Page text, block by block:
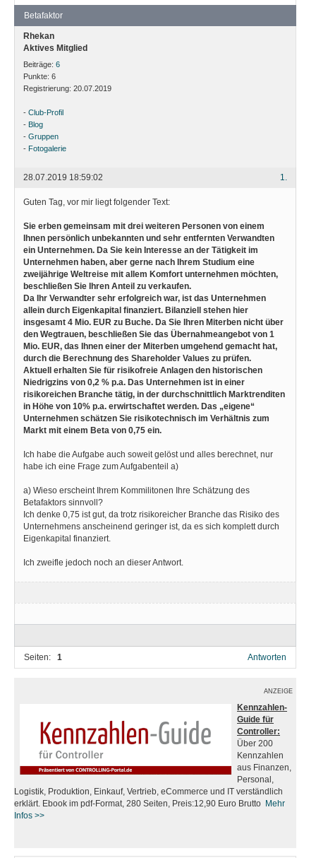
Betafaktor
Rhekan
Aktives Mitglied
Beiträge: 6
Punkte: 6
Registrierung: 20.07.2019
- Club-Profil
- Blog
- Gruppen
- Fotogalerie
1.
28.07.2019 18:59:02
Guten Tag, vor mir liegt folgender Text:
Sie erben gemeinsam mit drei weiteren Personen von einem
Ihnen persönlich unbekannten und sehr entfernten Verwandten
ein Unternehmen. Da Sie kein Interesse an der Tätigkeit im
Unternehmen haben, aber gerne nach Ihrem Studium eine
zweijährige Weltreise mit allem Komfort unternehmen möchten,
beschließen Sie Ihren Anteil zu verkaufen.
Da Ihr Verwandter sehr erfolgreich war, ist das Unternehmen
allein durch Eigenkapital finanziert. Bilanziell stehen hier
insgesamt 4 Mio. EUR zu Buche. Da Sie Ihren Miterben nicht über
den Wegtrauen, beschließen Sie das Übernahmeangebot von 1
Mio. EUR, das Ihnen einer der Miterben umgehend gemacht hat,
durch die Berechnung des Shareholder Values zu prüfen.
Aktuell erhalten Sie für risikofreie Anlagen den historischen
Niedrigzins von 0,2 % p.a. Das Unternehmen ist in einer
risikoreichen Branche tätig, in der durchschnittlich Marktrenditen
in Höhe von 10% p.a. erwirtschaftet werden. Das „eigene“
Unternehmen schätzen Sie risikotechnisch im Verhältnis zum
Markt mit einem Beta von 0,75 ein.
Ich habe die Aufgabe auch soweit gelöst und alles berechnet, nur
habe ich eine Frage zum Aufgabenteil a)
a) Wieso erscheint Ihrem Kommilitonen Ihre Schätzung des
Betafaktors sinnvoll?
Ich denke 0,75 ist gut, da trotz risikoreicher Branche das Risiko des
Unternehmens anscheinend geringer ist, da es sich komplett durch
Eigenkapital finanziert.
Ich zweifle jedoch noch an dieser Antwort.
Seiten: 1 Antworten
ANZEIGE
Kennzahlen-
Guide für
Controller:
Über 200
Kennzahlen
aus Finanzen,
Personal,
Logistik, Produktion, Einkauf, Vertrieb, eCommerce und IT verständlich
erklärt. Ebook im pdf-Format, 280 Seiten, Preis:12,90 Euro Brutto Mehr
Infos >>